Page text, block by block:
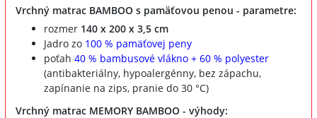
Vrchný matrac BAMBOO s pamäťovou penou - parametre:
rozmer 140 x 200 x 3,5 cm
Jadro zo 100 % pamäťovej peny
poťah 40 % bambusové vlákno + 60 % polyester
(antibakteriálny, hypoalergénny, bez zápachu,
zapínanie na zips, pranie do 30 °C)
Vrchný matrac MEMORY BAMBOO - výhody: